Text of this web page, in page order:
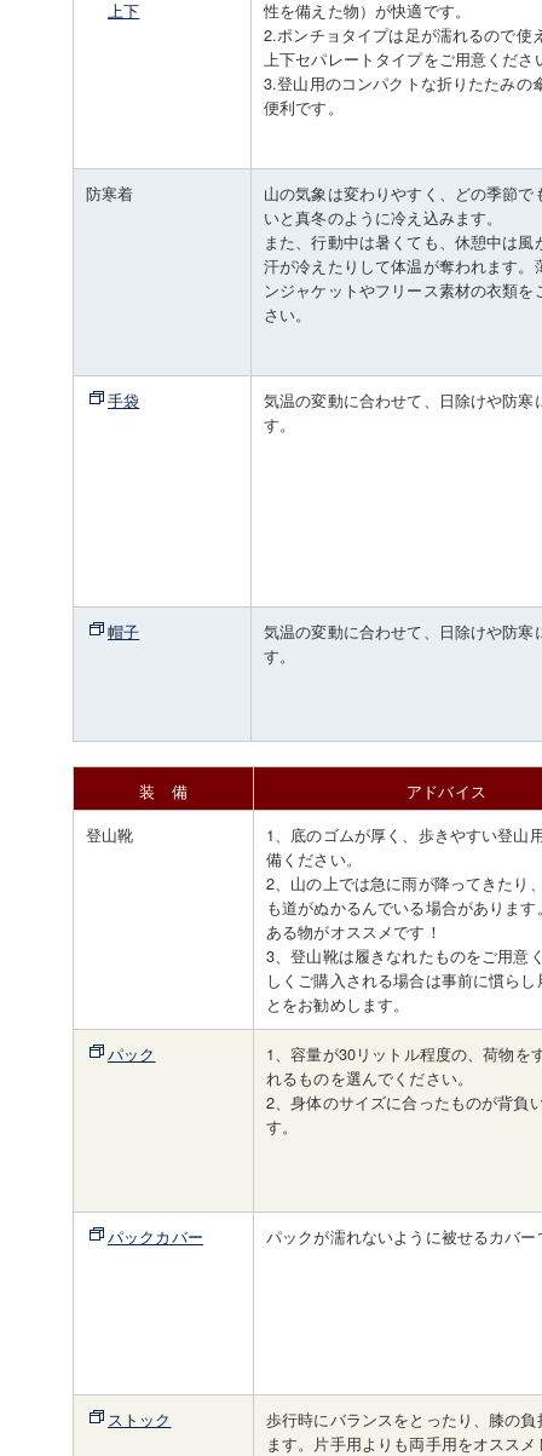
上下
性を備えた物）が快適です。
2.ポンチョタイプは足が濡れるので使
上下セパレートタイプをご用意くださ
3.登山用のコンパクトな折りたたみの
便利です。
防寒着
山の気象は変わりやすく、どの季節で
いと真冬のように冷え込みます。
また、行動中は暑くても、休憩中は風
汗が冷えたりして体温が奪われます。
ンジャケットやフリース素材の衣類を
さい。
手袋
気温の変動に合わせて、日除けや防寒
す。
帽子
気温の変動に合わせて、日除けや防寒
す。
装 備
アドバイス
登山靴
1、底のゴムが厚く、歩きやすい登山
備ください。
2、山の上では急に雨が降ってきたり
も道がぬかるんでいる場合がありま
ある物がオススメです！
3、登山靴は履きなれたものをご用意
しくご購入される場合は事前に慣ら
とをお勧めします。
パック
1、容量が30リットル程度の、荷物を
れるものを選んでください。
2、身体のサイズに合ったものが背負
す。
パックカバー パックが濡れないように被せるカバー
ストック
歩行時にバランスをとったり、膝の
ます。片手用よりも両手用をオスス